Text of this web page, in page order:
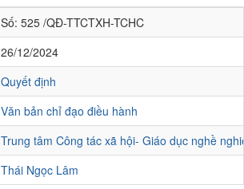
Số: 525 /QĐ-TTCTXH-TCHC
26/12/2024
Quyết định
Văn bản chỉ đạo điều hành
Trung tâm Công tác xã hội- Giáo dục nghề
Thái Ngọc Lâm